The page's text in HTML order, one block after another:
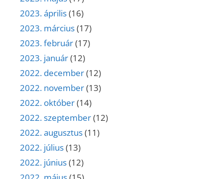
2023. április(16)
2023. március(17)
2023. február(17)
2023. január(12)
2022. december(12)
2022. november(13)
2022. október(14)
2022. szeptember(12)
2022. augusztus(11)
2022. július(13)
2022. június(12)